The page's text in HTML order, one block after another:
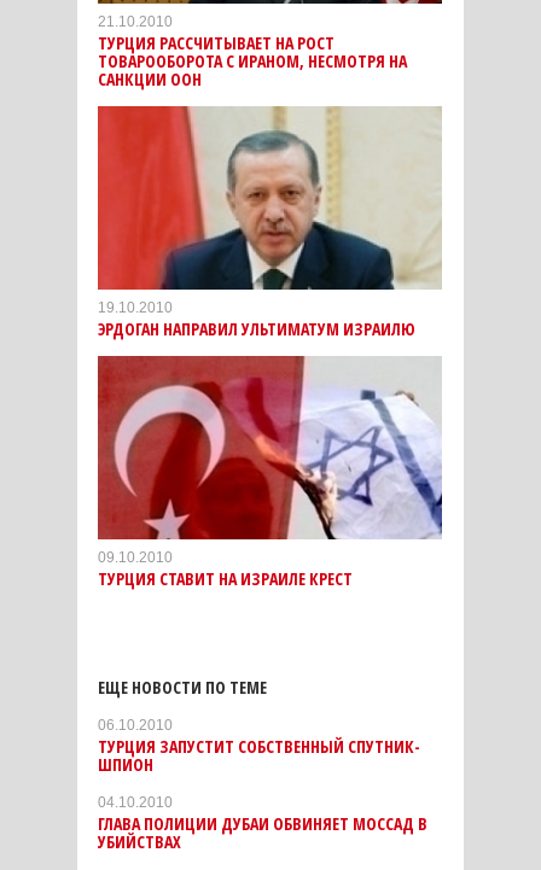
21.10.2010
ТУРЦИЯ РАССЧИТЫВАЕТ НА РОСТ
ТОВАРООБОРОТА С ИРАНОМ, НЕСМОТРЯ НА
САНКЦИИ ООН
19.10.2010
ЭРДОГАН НАПРАВИЛ УЛЬТИМАТУМ ИЗРАИЛЮ
09.10.2010
ТУРЦИЯ СТАВИТ НА ИЗРАИЛЕ КРЕСТ
ЕЩЕ НОВОСТИ ПО ТЕМЕ
06.10.2010
ТУРЦИЯ ЗАПУСТИТ СОБСТВЕННЫЙ СПУТНИК-
ШПИОН
04.10.2010
ГЛАВА ПОЛИЦИИ ДУБАИ ОБВИНЯЕТ МОССАД В
УБИЙСТВАХ